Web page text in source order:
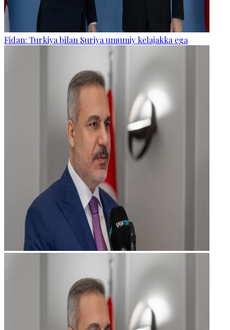
Fidan: Turkiya bilan Suriya umumiy kelajakka ega